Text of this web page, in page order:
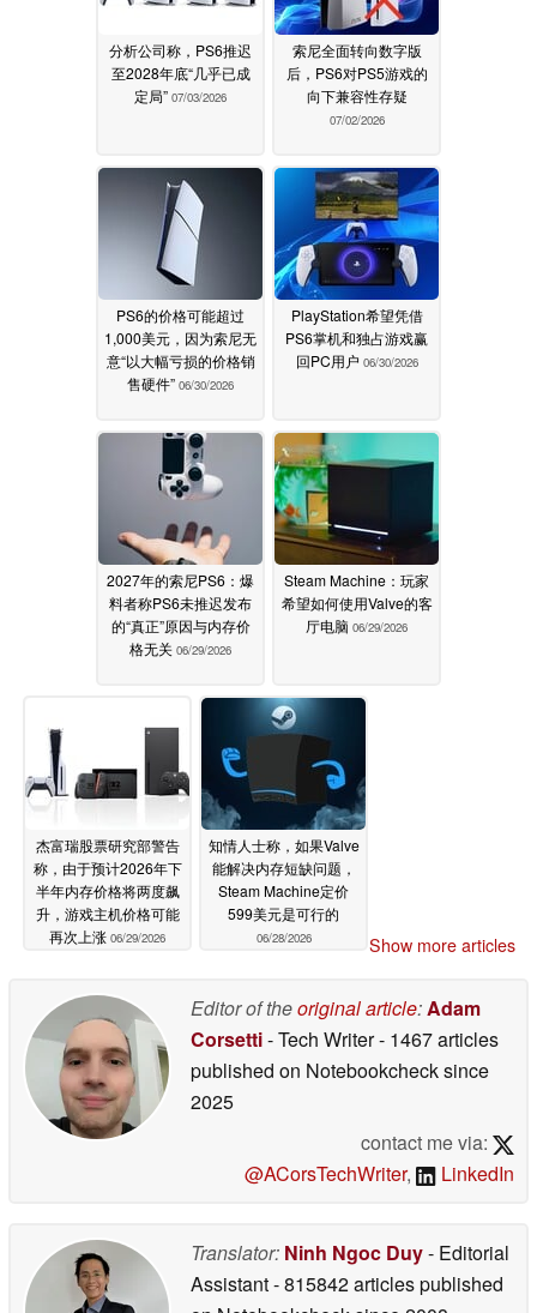
分析公司称，PS6推迟
至2028年底“几乎已成
定局” 07/03/2026
索尼全面转向数字版
后，PS6对PS5游戏的
向下兼容性存疑
07/02/2026
PS6的价格可能超过
1,000美元，因为索尼无
意“以大幅亏损的价格销
售硬件” 06/30/2026
PlayStation希望凭借
PS6掌机和独占游戏赢
回PC用户 06/30/2026
2027年的索尼PS6：爆
料者称PS6未推迟发布
的“真正”原因与内存价
格无关 06/29/2026
Steam Machine：玩家
希望如何使用Valve的客
厅电脑 06/29/2026
杰富瑞股票研究部警告
称，由于预计2026年下
半年内存价格将两度飙
升，游戏主机价格可能
再次上涨 06/29/2026
知情人士称，如果Valve
能解决内存短缺问题，
Steam Machine定价
599美元是可行的
06/28/2026 Show more articles
Editor of theoriginal article:Adam
Corsetti- Tech Writer- 1467 articles
published on Notebookchecksince
2025
contact me via:
@ACorsTechWriter, LinkedIn
Translator: Ninh Ngoc Duy- Editorial
Assistant- 815842 articles published